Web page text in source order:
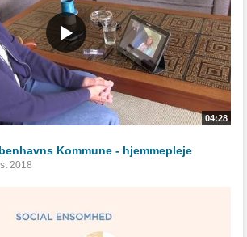
04:28
Kommune - hjemmepleje
2018